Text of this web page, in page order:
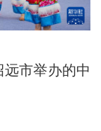
市举办的中